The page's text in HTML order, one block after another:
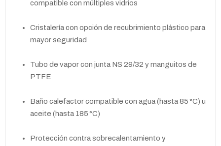
compatible con múltiples vidrios
Cristalería con opción de recubrimiento plástico para
mayor seguridad
Tubo de vapor con junta NS 29/32 y manguitos de
PTFE
Baño calefactor compatible con agua (hasta 85 °C) u
aceite (hasta 185 °C)
Protección contra sobrecalentamiento y